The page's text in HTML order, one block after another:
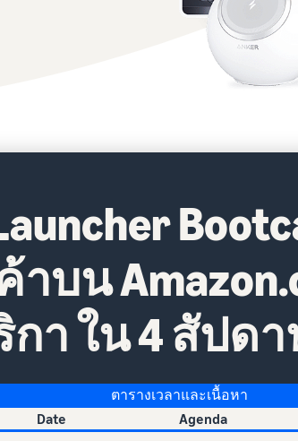
บน
กา ใน 4 สัปด
ตารางเวลาและเนื้อหา
Date Agenda